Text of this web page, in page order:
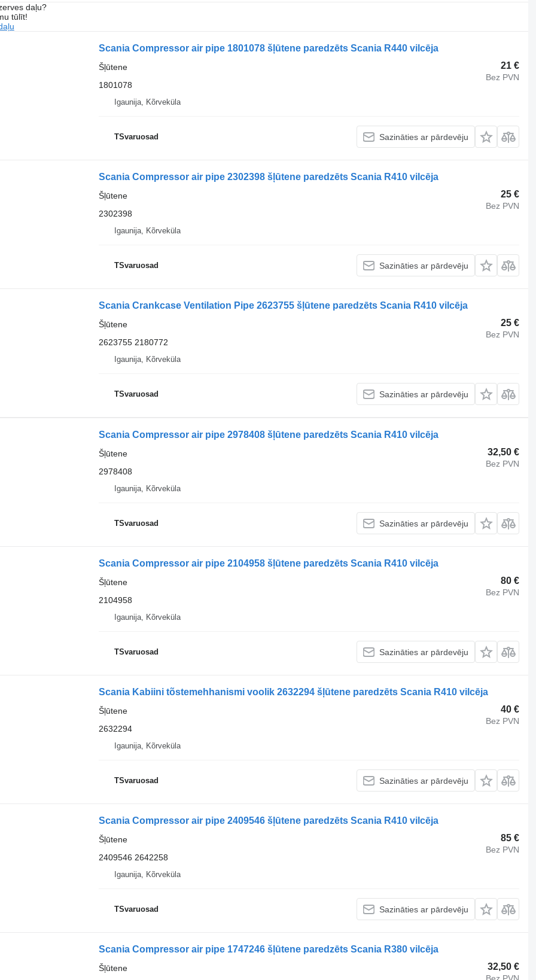
daļu?
tūlīt!
Scania Compressor air pipe 1801078 šļūtene paredzēts Scania R440 vilcēja
21 €
Bez PVN
Šļūtene
1801078
Igaunija, Kõrveküla
TSvaruosad Sazināties ar pārdevēju
Scania Compressor air pipe 2302398 šļūtene paredzēts Scania R410 vilcēja
25 €
Bez PVN
Šļūtene
2302398
Igaunija, Kõrveküla
TSvaruosad Sazināties ar pārdevēju
Scania Crankcase Ventilation Pipe 2623755 šļūtene paredzēts Scania R410 vilcēja
25 €
Bez PVN
Šļūtene
2623755 2180772
Igaunija, Kõrveküla
TSvaruosad Sazināties ar pārdevēju
Scania Compressor air pipe 2978408 šļūtene paredzēts Scania R410 vilcēja
32,50 €
Bez PVN
Šļūtene
2978408
Igaunija, Kõrveküla
TSvaruosad Sazināties ar pārdevēju
Scania Compressor air pipe 2104958 šļūtene paredzēts Scania R410 vilcēja
80 €
Bez PVN
Šļūtene
2104958
Igaunija, Kõrveküla
TSvaruosad Sazināties ar pārdevēju
Scania Kabiini tõstemehhanismi voolik 2632294 šļūtene paredzēts Scania R410 vilcēja
40 €
Bez PVN
Šļūtene
2632294
Igaunija, Kõrveküla
TSvaruosad Sazināties ar pārdevēju
Scania Compressor air pipe 2409546 šļūtene paredzēts Scania R410 vilcēja
85 €
Bez PVN
Šļūtene
2409546 2642258
Igaunija, Kõrveküla
TSvaruosad Sazināties ar pārdevēju
Scania Compressor air pipe 1747246 šļūtene paredzēts Scania R380 vilcēja
32,50 €
Bez PVN
Šļūtene